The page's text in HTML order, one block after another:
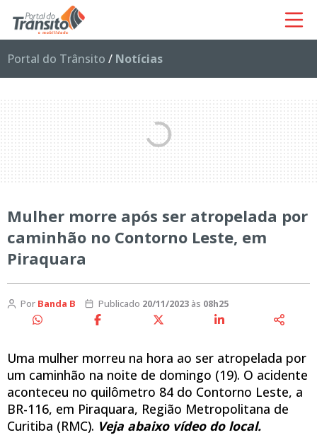
Portal do Trânsito / Notícias
Mulher morre após ser atropelada por
caminhão no Contorno Leste, em
Piraquara
Por Banda B Publicado 20/11/2023às 08h25
Uma mulher morreu na hora ao ser atropelada por
um caminhão na noite de domingo (19). O acidente
aconteceu no quilômetro 84 do Contorno Leste, a
BR-116, em Piraquara, Região Metropolitana de
Curitiba (RMC). Veja abaixo vídeo do local.